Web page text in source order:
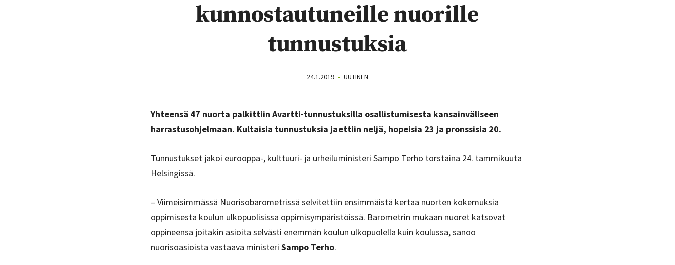
kunnostautuneille nuorille
tunnustuksia
24.1.2019 • UUTINEN
Yhteensä 47 nuorta palkittiin Avartti-tunnustuksilla osallistumisesta kansainväliseen
harrastusohjelmaan. Kultaisia tunnustuksia jaettiin neljä, hopeisia 23 ja pronssisia 20.
Tunnustukset jakoi eurooppa-, kulttuuri- ja urheiluministeri Sampo Terho torstaina 24. tammikuuta
Helsingissä.
– Viimeisimmässä Nuorisobarometrissä selvitettiin ensimmäistä kertaa nuorten kokemuksia
oppimisesta koulun ulkopuolisissa oppimisympäristöissä. Barometrin mukaan nuoret katsovat
oppineensa joitakin asioita selvästi enemmän koulun ulkopuolella kuin koulussa, sanoo
nuorisoasioista vastaava ministeriSampo Terho.